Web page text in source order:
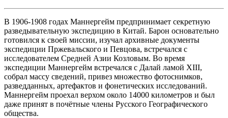
В 1906-1908 годах Маннергейм предпринимает секретную
разведывательную экспедицию в Китай. Барон основательно
готовился к своей миссии, изучал архивные документы
экспедиции Пржевальского и Певцова, встречался с
исследователем Средней Азии Козловым. Во время
экспедиции Маннергейм встречался с Далай ламой XIII,
собрал массу сведений, привез множество фотоснимков,
разведданных, артефактов и фонетических исследований.
Маннергейм проехал верхом около 14000 километров и был
даже принят в почётные члены Русского Географического
общества.